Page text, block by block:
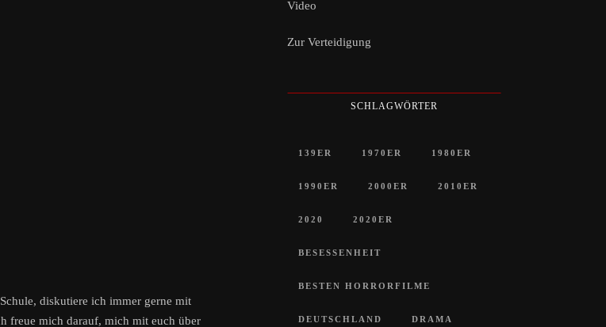
diskutiere ich immer gerne mit
freue mich darauf, mich mit euch über
Video
Zur Verteidigung
SCHLAGWÖRTER
139ER 1970ER 1980ER
1990ER 2000ER 2010ER
2020 2020ER
BESESSENHEIT
BESTEN HORRORFILME
DEUTSCHLAND DRAMA